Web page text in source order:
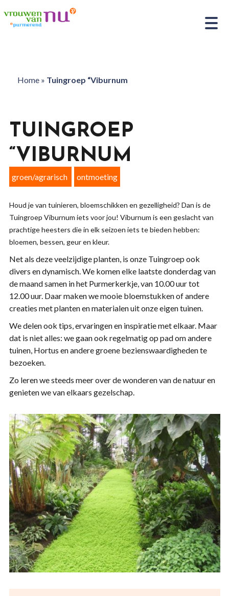
Home» Tuingroep “Viburnum
TUINGROEP
“VIBURNUM
groen/agrarisch ontmoeting
Houd je van tuinieren, bloemschikken en gezelligheid? Dan is de
Tuingroep Viburnum iets voor jou! Viburnum is een geslacht van
prachtige heesters die in elk seizoen iets te bieden hebben:
bloemen, bessen, geur en kleur.
Net als deze veelzijdige planten, is onze Tuingroep ook
divers en dynamisch. We komen elke laatste donderdag van
de maand samen in het Purmerkerkje, van 10.00 uur tot
12.00 uur. Daar maken we mooie bloemstukken of andere
creaties met planten en materialen uit onze eigen tuinen.
We delen ook tips, ervaringen en inspiratie met elkaar. Maar
dat is niet alles: we gaan ook regelmatig op pad om andere
tuinen, Hortus en andere groene bezienswaardigheden te
bezoeken.
Zo leren we steeds meer over de wonderen van de natuur en
genieten we van elkaars gezelschap.